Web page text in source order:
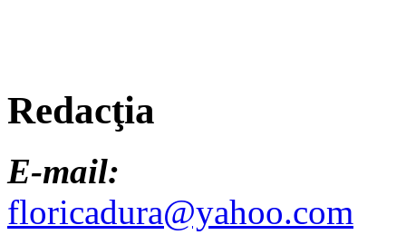
Redacţia
E-mail:
floricadura@yahoo.com